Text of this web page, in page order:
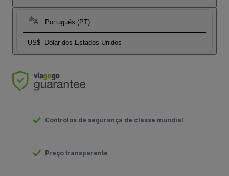
Português (PT)
US$ Dólar dos Estados Unidos
Controlos de segurança de classe mundial
Preço transparente